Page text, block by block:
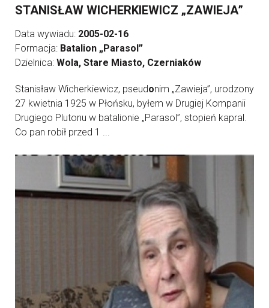
STANISŁAW WICHERKIEWICZ „ZAWIEJA”
Data wywiadu: 2005-02-16
Formacja: Batalion „Parasol”
Dzielnica: Wola, Stare Miasto, Czerniaków
Stanisław Wicherkiewicz, pseudonim „Zawieja”, urodzony
27 kwietnia 1925 w Płońsku, byłem w Drugiej Kompanii
Drugiego Plutonu w batalionie „Parasol”, stopień kapral.
Co pan robił przed 1 ...